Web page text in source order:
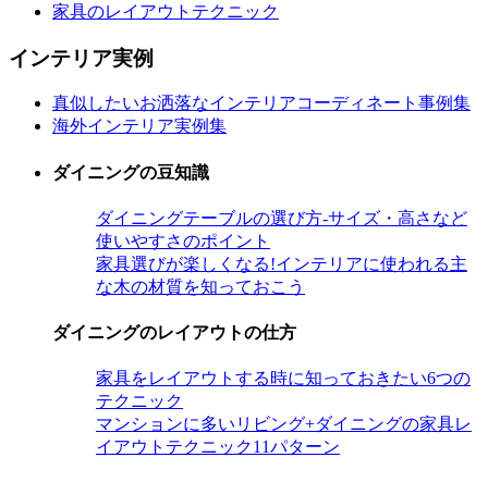
家具のレイアウトテクニック
インテリア実例
真似したいお洒落なインテリアコーディネート事例集
海外インテリア実例集
ダイニングの豆知識
ダイニングテーブルの選び方-サイズ・高さなど
使いやすさのポイント
家具選びが楽しくなる!インテリアに使われる主
な木の材質を知っておこう
ダイニングのレイアウトの仕方
家具をレイアウトする時に知っておきたい6つの
テクニック
マンションに多いリビング+ダイニングの家具レ
イアウトテクニック11パターン